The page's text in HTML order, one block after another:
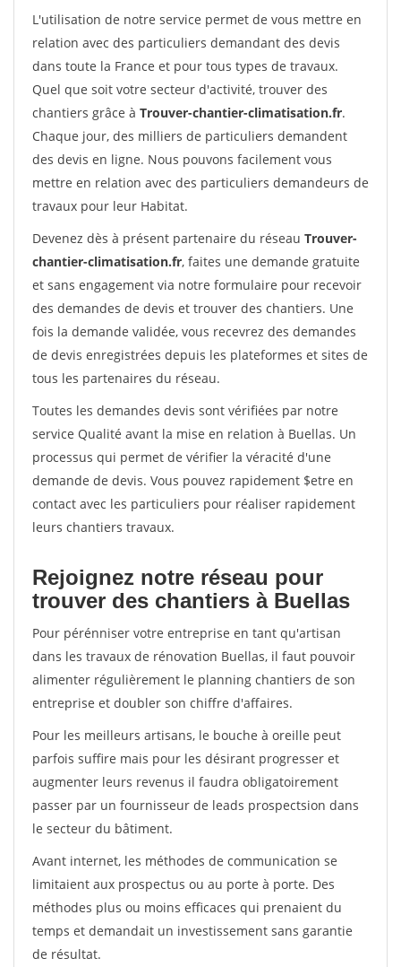
L'utilisation de notre service permet de vous mettre en
relation avec des particuliers demandant des devis
dans toute la France et pour tous types de travaux.
Quel que soit votre secteur d'activité, trouver des
chantiers grâce à Trouver-chantier-climatisation.fr.
Chaque jour, des milliers de particuliers demandent
des devis en ligne. Nous pouvons facilement vous
mettre en relation avec des particuliers demandeurs de
travaux pour leur Habitat.
Devenez dès à présent partenaire du réseau Trouver-
chantier-climatisation.fr, faites une demande gratuite
et sans engagement via notre formulaire pour recevoir
des demandes de devis et trouver des chantiers. Une
fois la demande validée, vous recevrez des demandes
de devis enregistrées depuis les plateformes et sites de
tous les partenaires du réseau.
Toutes les demandes devis sont vérifiées par notre
service Qualité avant la mise en relation à Buellas. Un
processus qui permet de vérifier la véracité d'une
demande de devis. Vous pouvez rapidement $etre en
contact avec les particuliers pour réaliser rapidement
leurs chantiers travaux.
Rejoignez notre réseau pour
trouver des chantiers à Buellas
Pour pérénniser votre entreprise en tant qu'artisan
dans les travaux de rénovation Buellas, il faut pouvoir
alimenter régulièrement le planning chantiers de son
entreprise et doubler son chiffre d'affaires.
Pour les meilleurs artisans, le bouche à oreille peut
parfois suffire mais pour les désirant progresser et
augmenter leurs revenus il faudra obligatoirement
passer par un fournisseur de leads prospectsion dans
le secteur du bâtiment.
Avant internet, les méthodes de communication se
limitaient aux prospectus ou au porte à porte. Des
méthodes plus ou moins efficaces qui prenaient du
temps et demandait un investissement sans garantie
de résultat.